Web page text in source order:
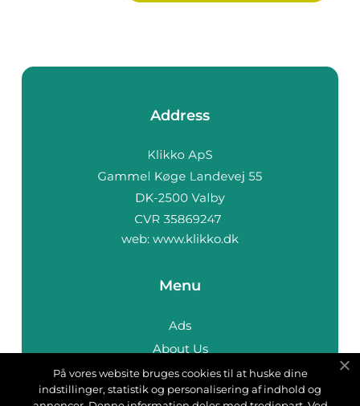
Address
web: www.klikko.dk
Menu
Ads
About Us
Cookies
Contact
På vores website bruges cookies til at huske dine
indstillinger, statistik og personalisering af indhold og